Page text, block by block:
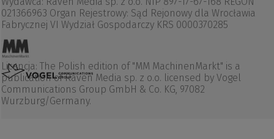
021366963 Organ Rejestrowy: Sąd Rejonowy dla Wrocławia
Fabrycznej VI Wydział Gospodarczy KRS 0000370285
Licencja: The Polish edition of "MM MachinenMarkt" is a
publication of Raven Media sp. z o.o. licensed by Vogel
Communications Group GmbH & Co. KG, 97082
Wurzburg/Germany.